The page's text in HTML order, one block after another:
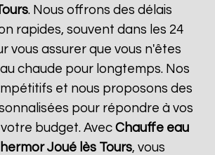
. Nous offrons des délais
rapides, souvent dans les 24
vous assurer que vous n'êtes
chaude pour longtemps. Nos
et nous proposons des
pour répondre à vos
budget. AvecChauffe eau
Joué lès Tours, vous